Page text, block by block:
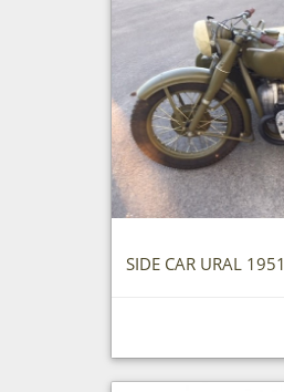
SIDE CAR URAL 1951